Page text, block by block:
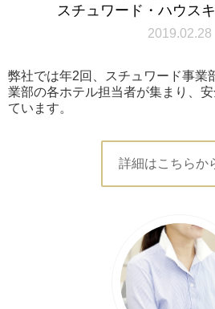
スチュワード・ハウス
2019.02.28
弊社では年2回、スチュワード事業
業部の各ホテル担当者が集まり、
ています。
詳細はこちらか